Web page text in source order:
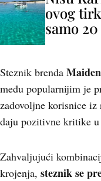
ovog
samo
Steznik brenda
među popularnijim je
zadovoljne korisnice
daju pozitivne kritike
Zahvaljujući
krojenja, steznik se